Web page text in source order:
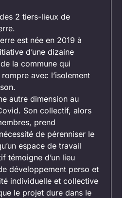
2 tiers-lieux de
est née en 2019 à
d’une dizaine
la commune qui
avec l’isolement
autre dimension au
Son collectif, alors
prend
de pérenniser le
espace de travail
témoigne d’un lieu
développement perso et
individuelle et collective
le projet dure dans le